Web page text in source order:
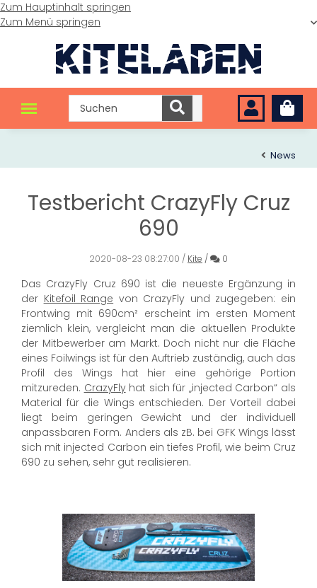
Zum Hauptinhalt springen
Zum Menü springen
News
Testbericht CrazyFly Cruz
690
2020-08-23 08:27:00 / Kite / Kommentare
0
Das CrazyFly Cruz 690 ist die neueste Ergänzung in
der Kitefoil Range von CrazyFly und zugegeben: ein
Frontwing mit 690cm² erscheint im ersten Moment
ziemlich klein, vergleicht man die aktuellen Produkte
der Mitbewerber am Markt. Doch nicht nur die Fläche
eines Foilwings ist für den Auftrieb zuständig, auch das
Profil des Wings hat hier eine gehörige Portion
mitzureden. CrazyFlyhat sich für „injected Carbon“ als
Material für die Wings entschieden. Der Vorteil dabei
liegt beim geringen Gewicht und der individuell
anpassbaren Form. Anders als zB. bei GFK Wings lässt
sich mit injected Carbon ein tiefes Profil, wie beim Cruz
690 zu sehen, sehr gut realisieren.